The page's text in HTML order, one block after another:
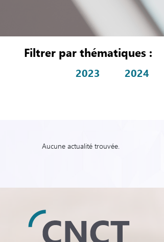
Filtrer par thématiques :
2023 2024
Aucune actualité trouvée.